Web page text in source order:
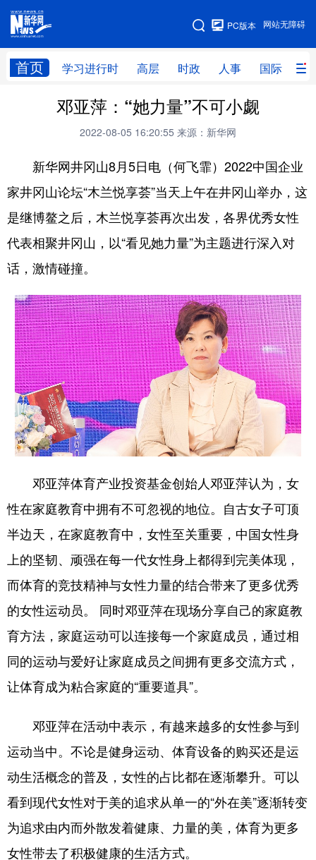
网站无障碍
PC版本
首页 学习进行时 高层 时政 人事 国际 财
网站地图
学习进行时 高层 时政
财经 网评
台湾 思客智库 全球连线 教育
科技 科创 量子 体育
文化 书画 健康 军事
食品 人居 信息化 数字经济
学术中国 乡村振兴 银龄 溯源中国
城市 旅游 能源 会展
彩票 娱乐 时尚 悦读
公益 一带一路 亚太网 上市公司
地方频道
浙江 安徽 福建 江西
山东 河南 湖北 湖南
广东 广西 海南 重庆
四川 贵州 云南
陕西 甘肃 青海 宁夏
新疆 内蒙古 黑龙江
多语种频道
English Español Français عربى
邓亚萍：“她力量”不可小觑
2022-08-05 16:20:55 来源：新华网
新华网井冈山8月5日电（何飞霏）2022中国企业
家井冈山论坛“木兰悦享荟”当天上午在井冈山举办，这
是继博鳌之后，木兰悦享荟再次出发，各界优秀女性
代表相聚井冈山，以“看见她力量”为主题进行深入对
话，激情碰撞。
邓亚萍体育产业投资基金创始人邓亚萍认为，女
性在家庭教育中拥有不可忽视的地位。自古女子可顶
半边天，在家庭教育中，女性至关重要，中国女性身
上的坚韧、顽强在每一代女性身上都得到完美体现，
而体育的竞技精神与女性力量的结合带来了更多优秀
的女性运动员。 同时邓亚萍在现场分享自己的家庭教
育方法，家庭运动可以连接每一个家庭成员，通过相
同的运动与爱好让家庭成员之间拥有更多交流方式，
让体育成为粘合家庭的“重要道具”。
邓亚萍在活动中表示，有越来越多的女性参与到
运动当中。不论是健身运动、体育设备的购买还是运
动生活概念的普及，女性的占比都在逐渐攀升。可以
看到现代女性对于美的追求从单一的“外在美”逐渐转变
为追求由内而外散发着健康、力量的美，体育为更多
女性带去了积极健康的生活方式。